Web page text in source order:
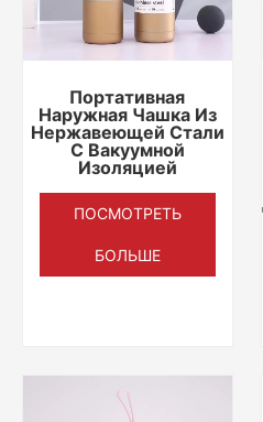
Портативная
Наружная Чашка Из
Нержавеющей Стали
С Вакуумной
Изоляцией
ПОСМОТРЕТЬ
БОЛЬШЕ